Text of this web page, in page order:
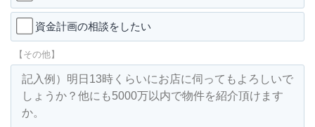
資金計画の相談をしたい
【その他】